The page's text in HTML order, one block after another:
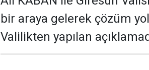
bir araya gelerek çözüm
Valilikten yapılan